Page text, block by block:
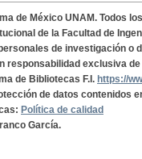
de México UNAM. Todos
de la Facultad de
de investigación o
responsabilidad exclusiva
de Bibliotecas F.I. https://
de datos contenidos
Política de calidad
García.